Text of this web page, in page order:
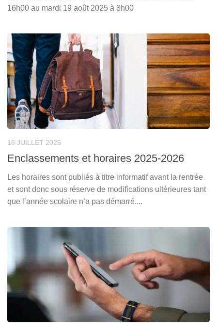
16h00 au mardi 19 août 2025 à 8h00
16 JUILLET 2025
Enclassements et horaires 2025-2026
Les horaires sont publiés à titre informatif avant la rentrée
et sont donc sous réserve de modifications ultérieures tant
que l’année scolaire n’a pas démarré....